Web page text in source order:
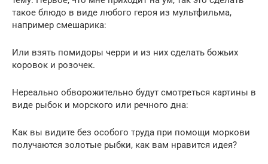
такое блюдо в виде любого героя из мультфильма,
например смешарика:
Или взять помидоры черри и из них сделать божьих
коровок и розочек.
Нереально обворожительно будут смотреться картины в
виде рыбок и морского или речного дна:
Как вы видите без особого труда при помощи моркови
получаются золотые рыбки, как вам нравится идея?